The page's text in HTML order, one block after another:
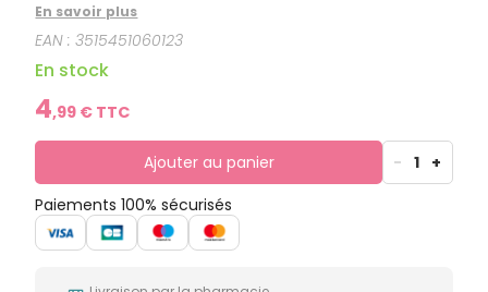
En savoir plus
EAN :3515451060123
En stock
4,99 € TTC
Ajouter au panier - 1 +
Paiements 100% sécurisés